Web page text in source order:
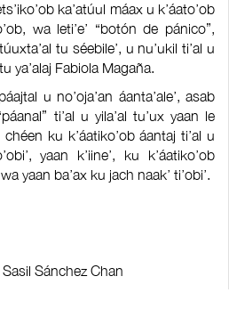
ka’atúul máax u k’áato’ob
wa leti’e’ “botón de pánico”,
tu séebile’, u nu’ukil ti’al u
ya’alaj Fabiola Magaña.
u no’oja’an áanta’ale’, asab
ti’al u yila’al tu’ux yaan le
chéen ku k’áatiko’ob áantaj ti’al u
yaan k’iine’, ku k’áatiko’ob
yaan ba’ax ku jach naak’ ti’obi’.
Sánchez Chan